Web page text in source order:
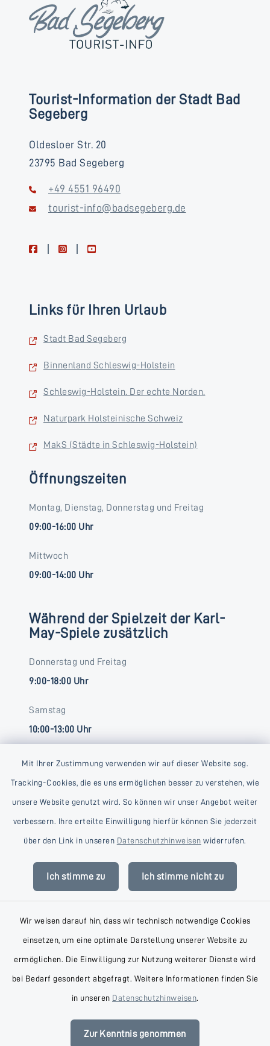
Mit Ihrer Zustimmung verwenden wir auf dieser Website sog.
Tracking-Cookies, die es uns ermöglichen besser zu verstehen, wie
unsere Website genutzt wird. So können wir unser Angebot weiter
verbessern. Ihre erteilte Einwilligung hierfür können Sie jederzeit
über den Link in unseren Datenschutzhinweisen widerrufen.
Ich stimme zu Ich stimme nicht zu
Wir weisen darauf hin, dass wir technisch notwendige Cookies
einsetzen, um eine optimale Darstellung unserer Website zu
ermöglichen. Die Einwilligung zur Nutzung weiterer Dienste wird
bei Bedarf gesondert abgefragt. Weitere Informationen finden Sie
in unseren Datenschutzhinweisen.
Zur Kenntnis genommen
Tourist-Information der Stadt Bad
Segeberg
Oldesloer Str. 20
23795 Bad Segeberg
+49 4551 96490
tourist-info@badsegeberg.de
facebookinstagramyoutube
Links für Ihren Urlaub
Stadt Bad Segeberg
Binnenland Schleswig-Holstein
Schleswig-Holstein. Der echte Norden.
Naturpark Holsteinische Schweiz
MakS (Städte in Schleswig-Holstein)
Öffnungszeiten
Montag, Dienstag, Donnerstag und Freitag
09:00-16:00 Uhr
Mittwoch
09:00-14:00 Uhr
Während der Spielzeit der Karl-
May-Spiele zusätzlich
Donnerstag und Freitag
9:00-18:00 Uhr
Samstag
10:00-13:00 Uhr
Kontakt
Datenschutz
Impressum
Sitemap